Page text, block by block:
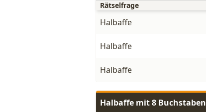
Rätselfrage
Halbaffe
Halbaffe
Halbaffe
Halbaffe mit 8 Buchstaben